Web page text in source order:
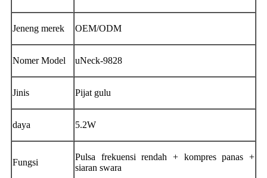
Jeneng merek OEM/ODM
Nomer Model uNeck-9828
Jinis Pijat gulu
daya 5.2W
Fungsi
Pulsa frekuensi rendah + kompres panas +
siaran swara